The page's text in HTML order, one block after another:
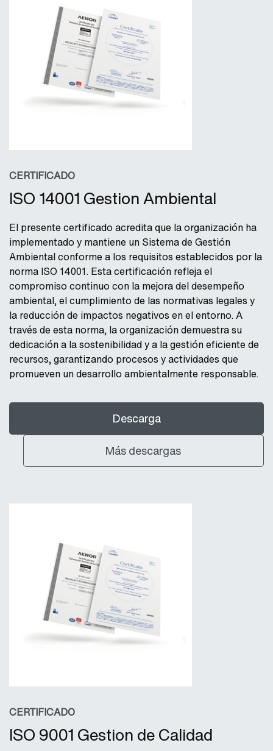
CERTIFICADO
ISO 14001 Gestion Ambiental
El presente certificado acredita que la organización ha
implementado y mantiene un Sistema de Gestión
Ambiental conforme a los requisitos establecidos por la
norma ISO 14001. Esta certificación refleja el
compromiso continuo con la mejora del desempeño
ambiental, el cumplimiento de las normativas legales y
la reducción de impactos negativos en el entorno. A
través de esta norma, la organización demuestra su
dedicación a la sostenibilidad y a la gestión eficiente de
recursos, garantizando procesos y actividades que
promueven un desarrollo ambientalmente responsable.
Descarga
Más descargas
CERTIFICADO
ISO 9001 Gestion de Calidad